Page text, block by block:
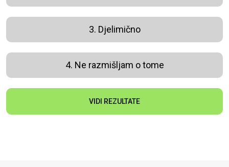
3. Djelimično
4. Ne razmišljam o tome
VIDI REZULTATE